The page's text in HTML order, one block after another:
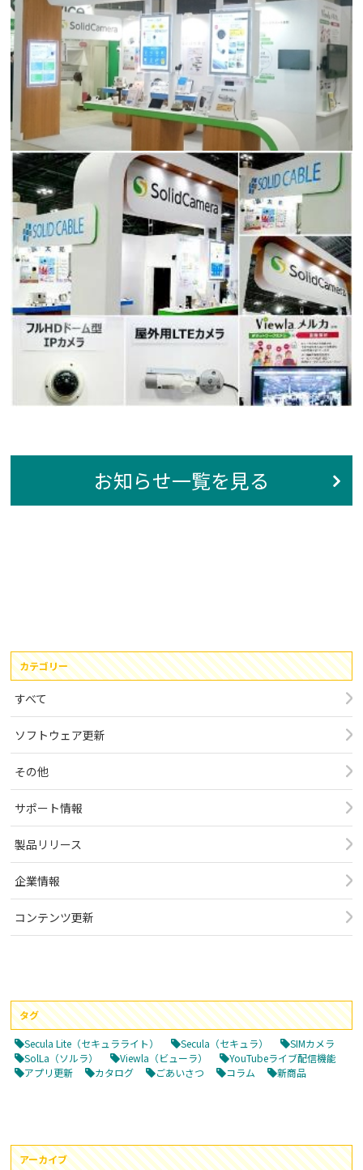
お知らせ一覧を見る
カテゴリー
すべて
ソフトウェア更新
その他
サポート情報
製品リリース
企業情報
コンテンツ更新
タグ
Secula Lite（セキュラライト） Secula（セキュラ）
SIMカメラ
SolLa（ソルラ）
Viewla（ビューラ）
YouTubeライブ配信機能
アプリ更新
カタログ ごあいさつ コラム 新商品
アーカイブ